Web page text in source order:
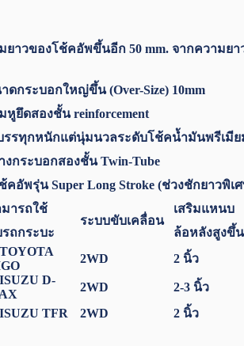
งโช้คอัพขึ้นอีก 50 mm. จากความยา
อกใหญ่ขึ้น (Over-Size) 10mm
องชั้น reinforcement
นักแต่นุ่มนวลระดับโช้คน้ำมันพรีเมีย
บอกสองชั้น Twin-Tube
คอัพรุ่น Super Long Stroke (ช่วงชักยาวพิเ
มารถใช้
ระบบขับเคลื่อน
เสริมแหนบ
ถกระบะ
ล้อหลังสูงขึ้น
2WD 2 นิ้ว
D-
2WD
2-3 นิ้ว
TFR
2WD 2 นิ้ว